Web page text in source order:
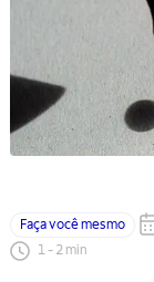
Faça você mesmo
1- 2 min